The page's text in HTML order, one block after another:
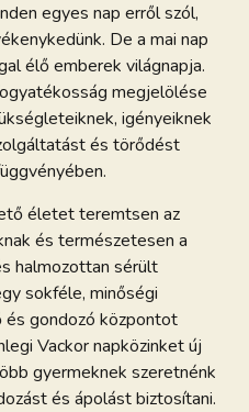
egyes nap erről szól,
De a mai nap
élő emberek világnapja.
megjelölése
igényeiknek
és törődést
életet teremtsen az
és természetesen a
halmozottan sérült
sokféle, minőségi
gondozó központot
Vackor napközinket új
gyermeknek szeretnénk
és ápolást biztosítani.